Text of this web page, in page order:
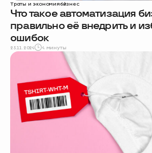
Траты и экономиябизнес
Что такое автоматизация
правильно её внедрить и
ошибок
25.11.2024 4 минуты